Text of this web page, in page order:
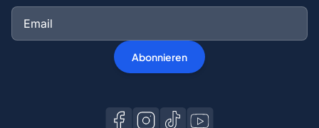
Abonnieren